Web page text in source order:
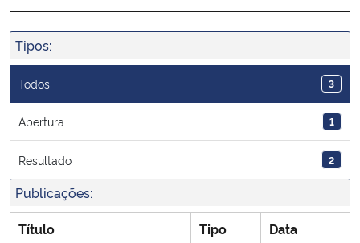
Ministério da Cidadania
Ministério da Saúde
Ministério da Ciência, Tecnologia, Inovações e Comunicações
Ministério do Meio Ambiente
Ministério do Turismo
Tipos:
Todos 3
Abertura 1
Resultado 2
Publicações:
Título Tipo
Data